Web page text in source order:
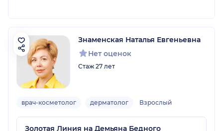
Знаменская Наталья Евгеньевна
Нет оценок
Стаж 27 лет
врач-косметолог дерматолог Взрослый
Золотая Линия на Демьяна Бедного